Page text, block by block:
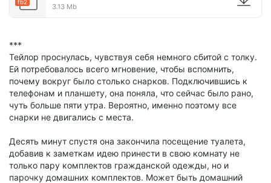
fb2
3.13 Mb
***
Тейлор проснулась, чувствуя себя немного сбитой с толку.
Ей потребовалось всего мгновение, чтобы вспомнить,
почему вокруг было столько снарков. Подключившись к
телефонам и планшету, она поняла, что сейчас было рано,
чуть больше пяти утра. Вероятно, именно поэтому все
снарки не двигались с места.
Десять минут спустя она закончила посещение туалета,
добавив к заметкам идею принести в свою комнату не
только пару комплектов гражданской одежды, но и
парочку домашних комплектов. Может быть домашний